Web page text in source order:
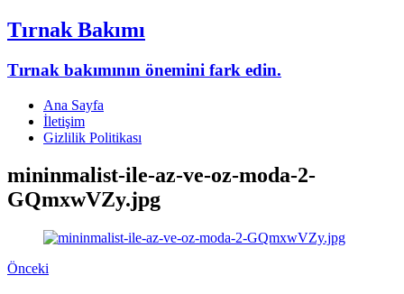
Tırnak Bakımı
Tırnak bakımının önemini fark edin.
Ana Sayfa
İletişim
Gizlilik Politikası
mininmalist-ile-az-ve-oz-moda-2-
GQmxwVZy.jpg
Önceki